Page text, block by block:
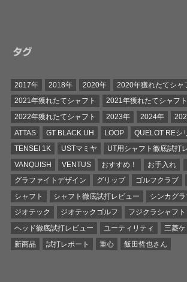
タグ
2017年 2018年 2020年 2020年獲れたてシャ
2021年獲れたてシャフト
2021年獲れたてシャフト
2022年獲れたてシャフト
2023年 2024年
ATTAS
GT BLACK UH LOOP QUELOT REシ
TENSEI 1K
USTマミヤ
UT用シャフト徹底試打
VANQUISH
VENTUS おすすめ！ お手入れ
グラファイトデザイン
グリップ ゴルフクラブ
シャフト
シャフト徹底試打レビュー
シンカグラ
ジオテック
ジオテックゴルフ フジクラシャフト
ヘッド徹底試打レビュー
ユーティリティ 三菱
新商品
試打レポート 重心 飯田哲也さん